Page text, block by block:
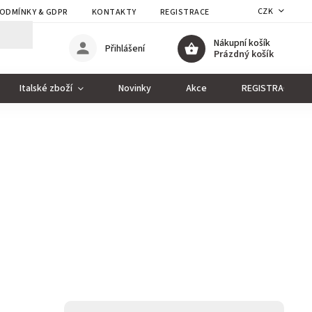
& GDPR KONTAKTY REGISTRACE CZK
Nákupní košík
Prázdný košík
Přihlášení
Italské zboží Novinky Akce REGISTRACE